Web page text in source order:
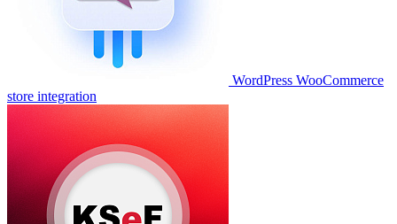
WordPress WooCommerce
store integration